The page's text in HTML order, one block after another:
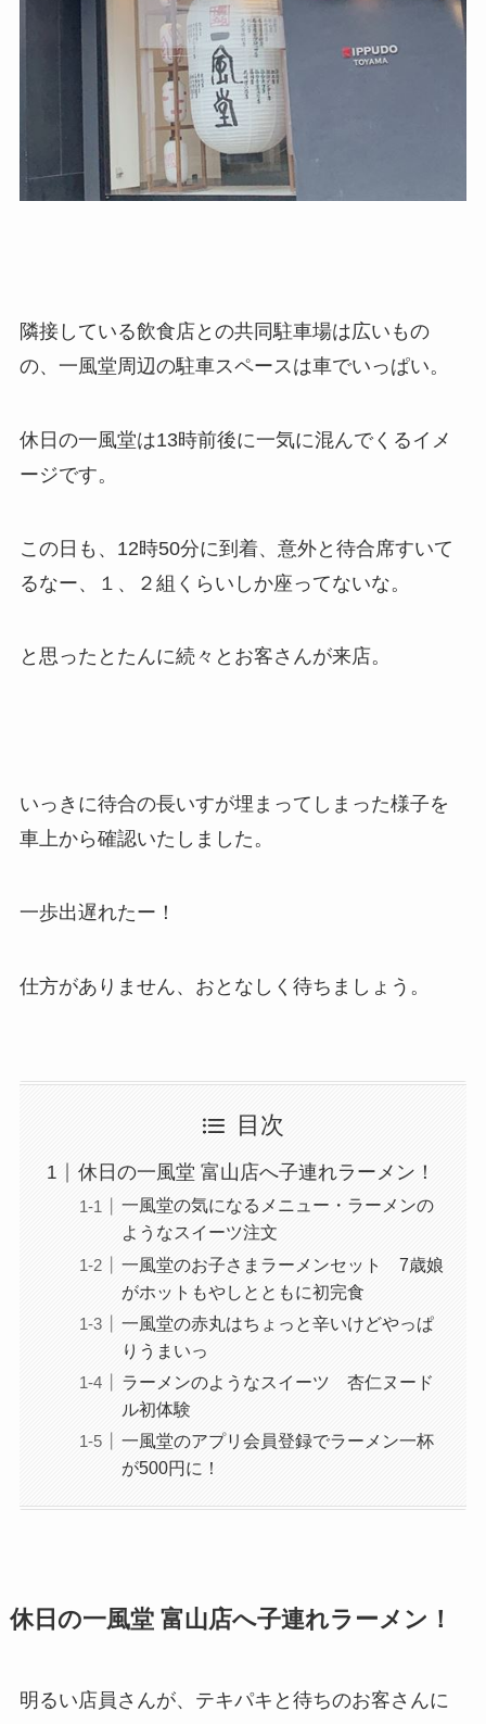
隣接している飲食店との共同駐車場は広いもの
の、一風堂周辺の駐車スペースは車でいっぱい。
休日の一風堂は13時前後に一気に混んでくるイメ
ージです。
この日も、12時50分に到着、意外と待合席すいて
るなー、１、２組くらいしか座ってないな。
と思ったとたんに続々とお客さんが来店。
いっきに待合の長いすが埋まってしまった様子を
車上から確認いたしました。
一歩出遅れたー！
仕方がありません、おとなしく待ちましょう。
目次
休日の一風堂 富山店へ子連れラーメン！
一風堂の気になるメニュー・ラーメンの
ようなスイーツ注文
一風堂のお子さまラーメンセット 7歳娘
がホットもやしとともに初完食
一風堂の赤丸はちょっと辛いけどやっぱ
りうまいっ
ラーメンのようなスイーツ 杏仁ヌード
ル初体験
一風堂のアプリ会員登録でラーメン一杯
が500円に！
休日の一風堂 富山店へ子連れラーメン！
明るい店員さんが、テキパキと待ちのお客さんに